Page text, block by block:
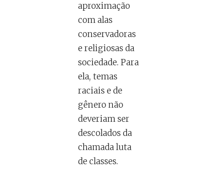
aproximação
com alas
conservadoras
e religiosas da
sociedade. Para
ela, temas
raciais e de
gênero não
deveriam ser
descolados da
chamada luta
de classes.